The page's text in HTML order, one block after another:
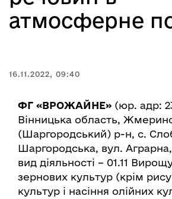
атмосферне
16.11.2022, 09:40
ФГ «ВРОЖАЙНЕ» (юр. адр:
Вінницька область,
(Шаргородський) р-н, с.
Шаргородська, вул.
вид діяльності – 01.11
зернових культур (крім
культур і насіння олійних